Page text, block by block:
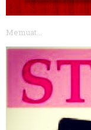
Memuat...